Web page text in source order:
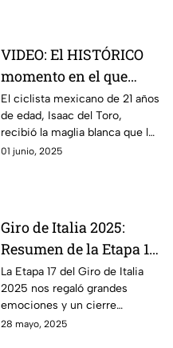
VIDEO: El HISTÓRICO
momento en el que
Isaac del Toro recibe la
Maglia Blanca en el
Giro de Italia 2025
El ciclista mexicano de 21 años
de edad, Isaac del Toro,
recibió la maglia blanca que lo
acredita como el mejor menor
01 junio, 2025
Giro de Italia 2025:
Resumen de la Etapa 17
y el triunfo de Isaac del
Toro
La Etapa 17 del Giro de Italia
2025 nos regaló grandes
emociones y un cierre
espectacular, en donde el líder
28 mayo, 2025